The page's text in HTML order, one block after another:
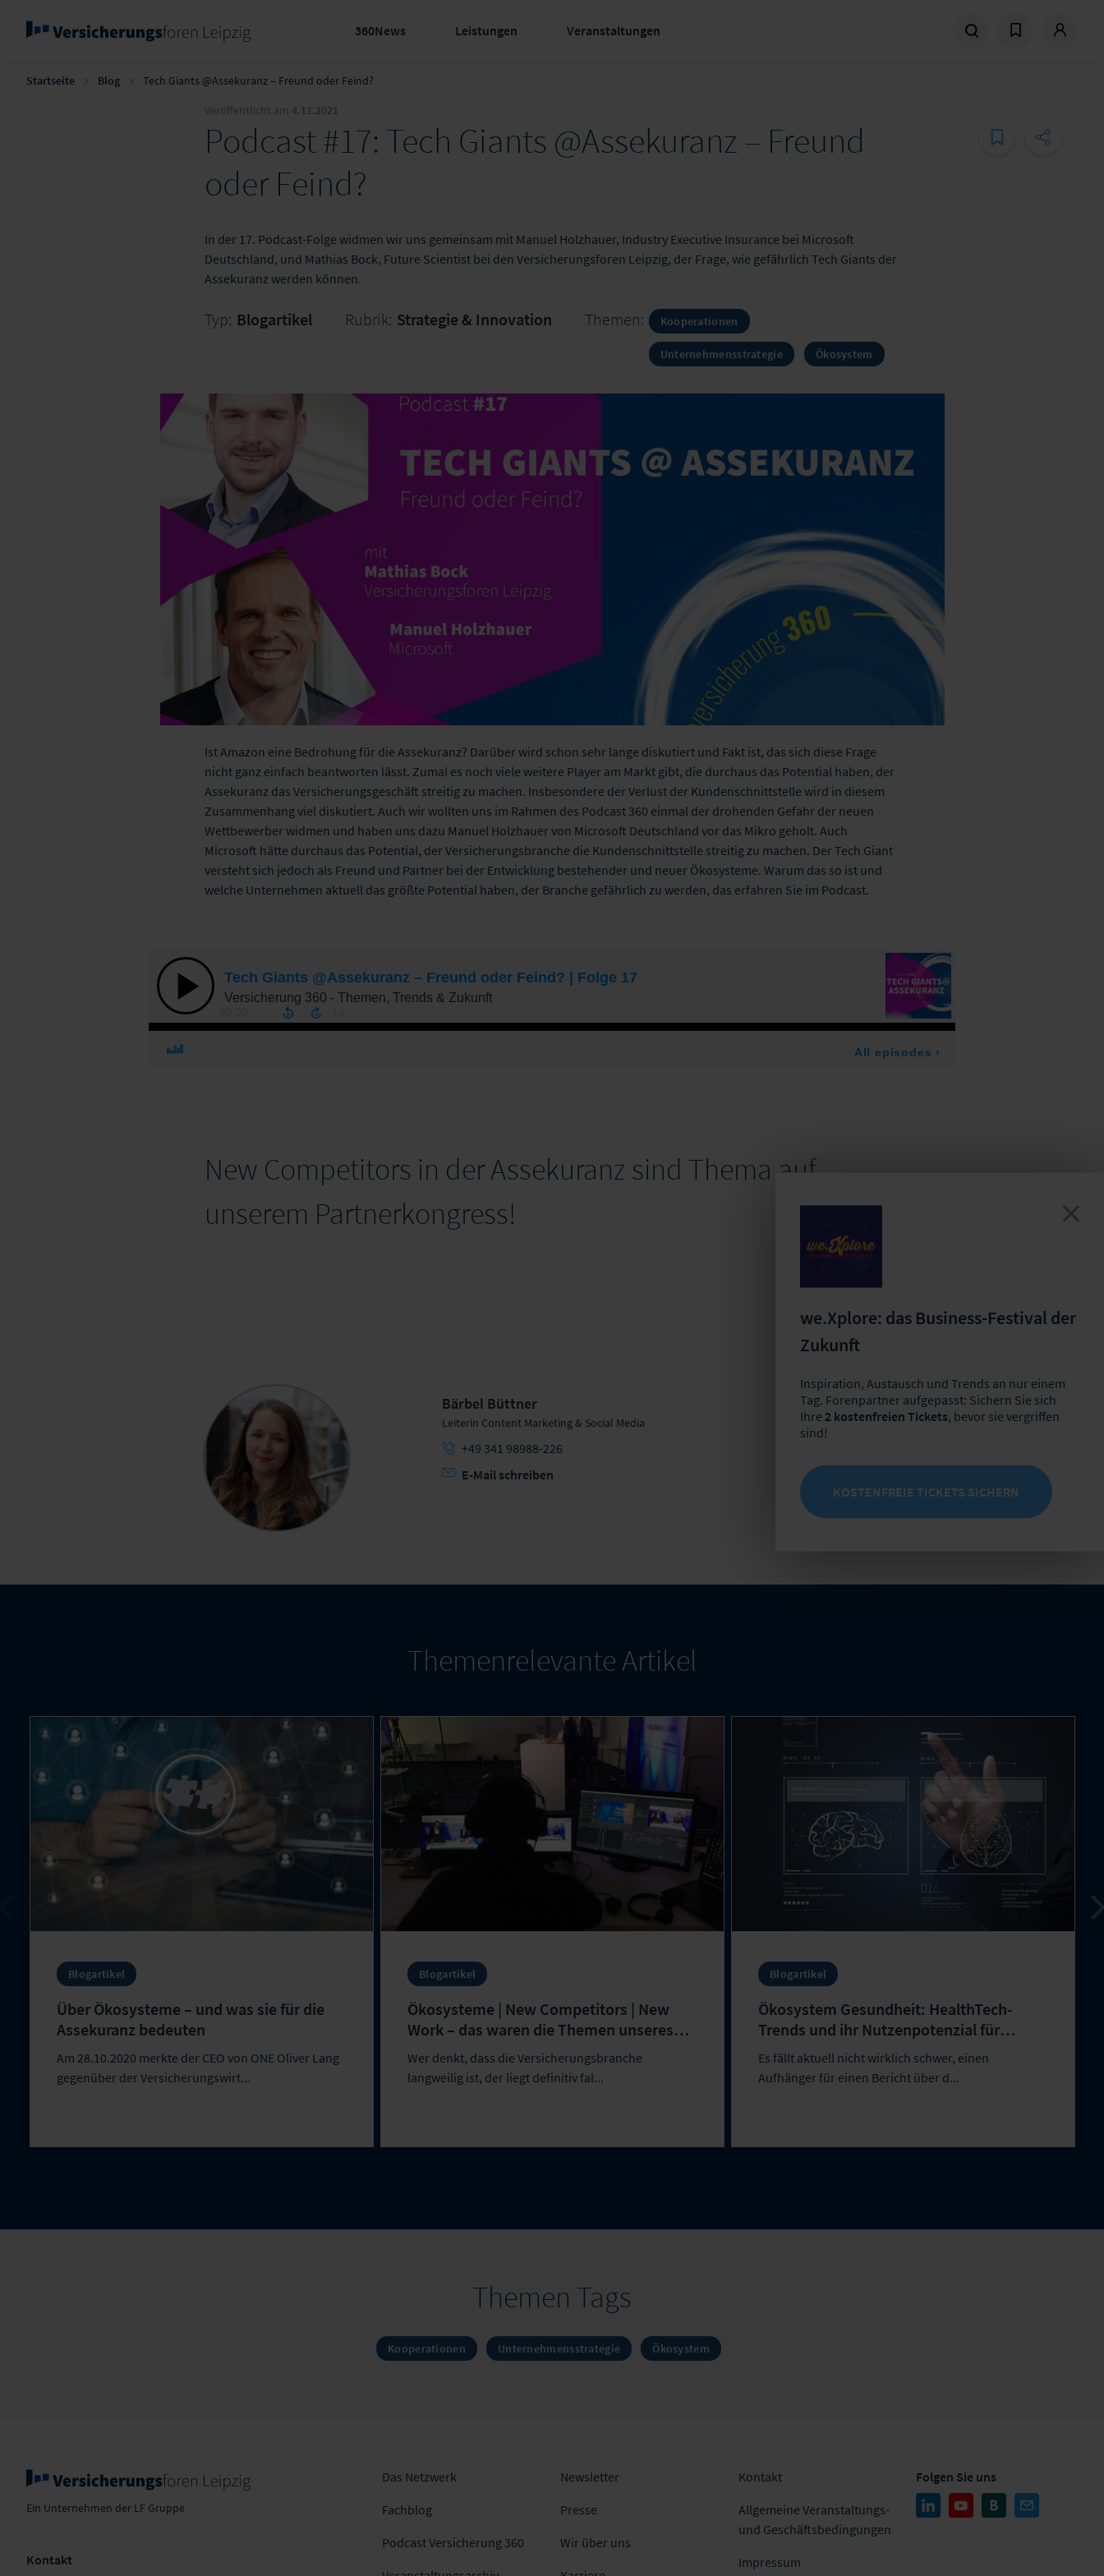
360News Leistungen Veranstaltungen
Startseite Blog
Tech Giants @Assekuranz – Freund oder Feind?
Veröffentlicht am 4.11.2021
Podcast #17: Tech Giants @Assekuranz – Freund
oder Feind?
In der 17. Podcast-Folge widmen wir uns gemeinsam mit Manuel Holzhauer, Industry Executive Insurance bei Microsoft
Deutschland, und Mathias Bock, Future Scientist bei den Versicherungsforen Leipzig, der Frage, wie gefährlich Tech Giants der
Assekuranz werden können.
Typ: Blogartikel Rubrik: Strategie & Innovation Themen: Kooperationen
Unternehmensstrategie Ökosystem
Ist Amazon eine Bedrohung für die Assekuranz? Darüber wird schon sehr lange diskutiert und Fakt ist, das sich diese Frage
nicht ganz einfach beantworten lässt. Zumal es noch viele weitere Player am Markt gibt, die durchaus das Potential haben, der
Assekuranz das Versicherungsgeschäft streitig zu machen. Insbesondere der Verlust der Kundenschnittstelle wird in diesem
Zusammenhang viel diskutiert. Auch wir wollten uns im Rahmen des Podcast 360 einmal der drohenden Gefahr der neuen
Wettbewerber widmen und haben uns dazu Manuel Holzhauer von Microsoft Deutschland vor das Mikro geholt. Auch
Microsoft hätte durchaus das Potential, der Versicherungsbranche die Kundenschnittstelle streitig zu machen. Der Tech Giant
versteht sich jedoch als Freund und Partner bei der Entwicklung bestehender und neuer Ökosysteme. Warum das so ist und
welche Unternehmen aktuell das größte Potential haben, der Branche gefährlich zu werden, das erfahren Sie im Podcast.
New Competitors in der Assekuranz sind Thema auf
unserem Partnerkongress!
Bärbel Büttner
Leiterin Content Marketing & Social Media
+49 341 98988-226
E-Mail schreiben
Themenrelevante Artikel
Blogartikel
Über Ökosysteme – und was sie für die
Assekuranz bedeuten
Am 28.10.2020 merkte der CEO von ONE Oliver Lang
gegenüber der Versicherungswirt...
Blogartikel
Ökosysteme | New Competitors | New
Work – das waren die Themen unseres
Netzwerk-Events
Wer denkt, dass die Versicherungsbranche
langweilig ist, der liegt definitiv fal...
Blogartikel
Ökosystem Gesundheit: HealthTech-
Trends und ihr Nutzenpotenzial für
Personen- und Kompositversicherer
Es fällt aktuell nicht wirklich schwer, einen
Aufhänger für einen Bericht über d...
Themen Tags
Kooperationen Unternehmensstrategie Ökosystem
we.Xplore: das Business-Festival der
Zukunft
Inspiration, Austausch und Trends an nur einem
Tag. Forenpartner aufgepasst: Sichern Sie sich
Ihre 2 kostenfreien Tickets, bevor sie vergriffen
sind!
KOSTENFREIE TICKETS SICHERN
Ein Unternehmen der LF Gruppe
Kontakt
Das Netzwerk
Fachblog
Podcast Versicherung 360
Newsletter
Presse
Wir über uns
Kontakt
Allgemeine Veranstaltungs-
und Geschäftsbedingungen
Impressum
Folgen Sie uns